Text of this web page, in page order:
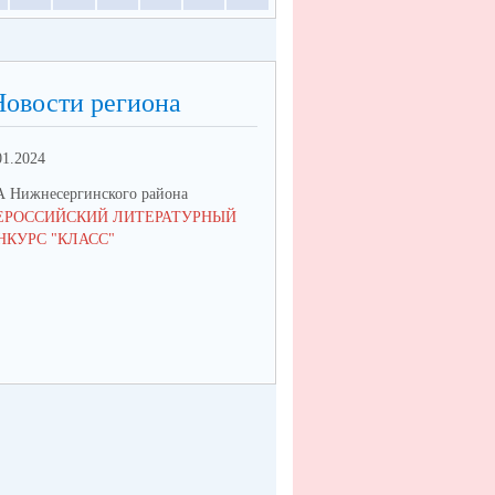
региона
Нижнесергинского района
ЛИТЕРАТУРНЫЙ
"КЛАСС"